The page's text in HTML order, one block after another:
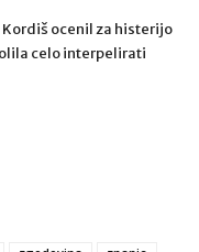
ocenil za histerijo
celo interpelirati